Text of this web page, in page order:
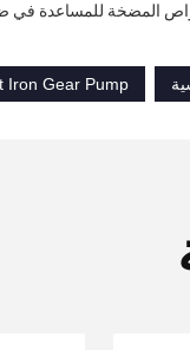
المضخة للمساعدة في
Iron Gear Pump